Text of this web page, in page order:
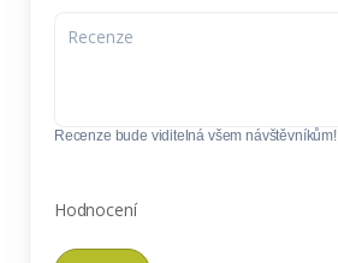
Recenze bude viditelná všem návštěvníkům!
Hodnocení